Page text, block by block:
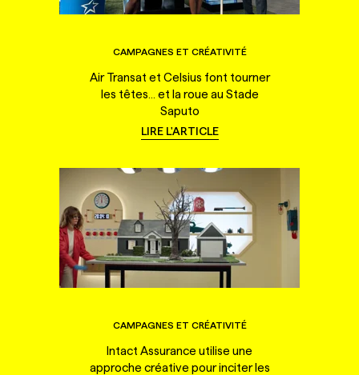
CAMPAGNES ET CRÉATIVITÉ
Air Transat et Celsius font tourner
les têtes... et la roue au Stade
Saputo
LIRE L'ARTICLE
CAMPAGNES ET CRÉATIVITÉ
Intact Assurance utilise une
approche créative pour inciter les